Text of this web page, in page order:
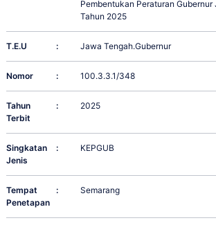
Pembentukan Peraturan Gubernur
Tahun 2025
T.E.U : Jawa Tengah.Gubernur
Nomor : 100.3.3.1/348
Tahun
Terbit
: 2025
Singkatan
Jenis
: KEPGUB
Tempat
Penetapan
: Semarang